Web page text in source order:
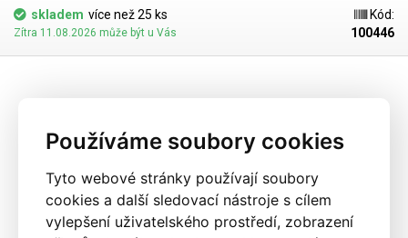
Používáme soubory cookies
Tyto webové stránky používají soubory
cookies a další sledovací nástroje s cílem
vylepšení uživatelského prostředí, zobrazení
skladem více než 25 ks
Zítra 11.08.2026 může být u Vás
Kód:
100446